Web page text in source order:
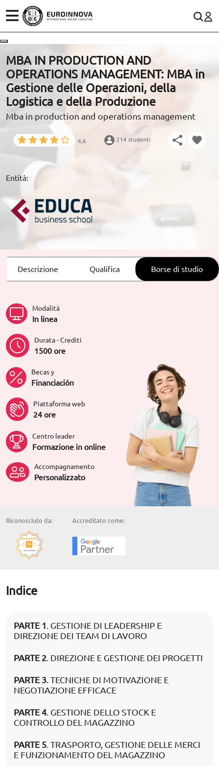
SETTORI
STUDI
SCOPRI EUROINNOVA
RISORSE EDUCATIVE
ARTICOLI
CONTACTO
WhatsApp
Rete fissa: 900 831 200
MBA IN PRODUCTION AND
OPERATIONS MANAGEMENT: MBA in
Gestione delle Operazioni, della
Logistica e della Produzione
Mba in production and operations management
4,6 214 studenti
Entità:
Descrizione Qualifica Borse di studio
Modalità
In linea
Durata - Crediti
1500 ore
Becas y
Financiación
Piattaforma web
24 ore
Centro leader
Formazione in online
Accompagnamento
Personalizzato
Riconosciuto da: Accreditato come:
Indice
PARTE 1. GESTIONE DI LEADERSHIP E
DIREZIONE DEI TEAM DI LAVORO
PARTE 2. DIREZIONE E GESTIONE DEI PROGETTI
PARTE 3. TECNICHE DI MOTIVAZIONE E
NEGOTIAZIONE EFFICACE
PARTE 4. GESTIONE DELLO STOCK E
CONTROLLO DEL MAGAZZINO
PARTE 5. TRASPORTO, GESTIONE DELLE MERCI
E FUNZIONAMENTO DEL MAGAZZINO